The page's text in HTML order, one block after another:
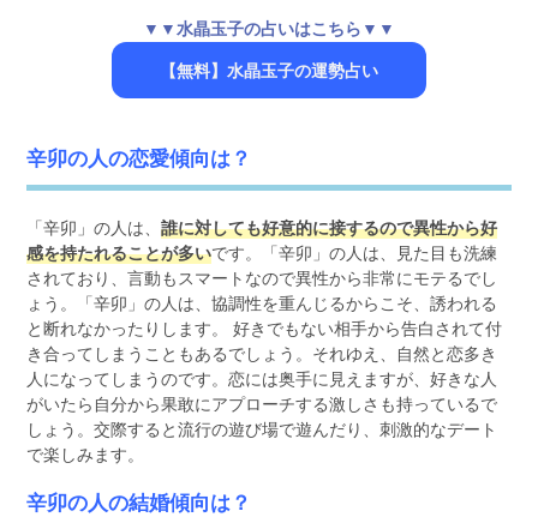
▼▼水晶玉子の占いはこちら▼▼
【無料】水晶玉子の運勢占い
辛卯の人の恋愛傾向は？
「辛卯」の人は、誰に対しても好意的に接するので異性から好
感を持たれることが多いです。「辛卯」の人は、見た目も洗練
されており、言動もスマートなので異性から非常にモテるでし
ょう。「辛卯」の人は、協調性を重んじるからこそ、誘われる
と断れなかったりします。 好きでもない相手から告白されて付
き合ってしまうこともあるでしょう。それゆえ、自然と恋多き
人になってしまうのです。恋には奥手に見えますが、好きな人
がいたら自分から果敢にアプローチする激しさも持っているで
しょう。交際すると流行の遊び場で遊んだり、刺激的なデート
で楽しみます。
辛卯の人の結婚傾向は？